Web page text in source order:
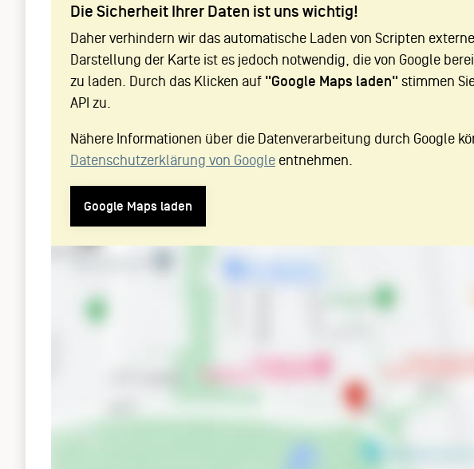
Die Sicherheit Ihrer Daten ist uns wichtig!
Daher verhindern wir das automatische Laden von Scripten
Darstellung der Karte ist es jedoch notwendig, die von Google
zu laden. Durch das Klicken auf "Google Maps laden" stimmen
API zu.
Nähere Informationen über die Datenverarbeitung durch Google
Datenschutzerklärung von Google entnehmen.
Google Maps laden